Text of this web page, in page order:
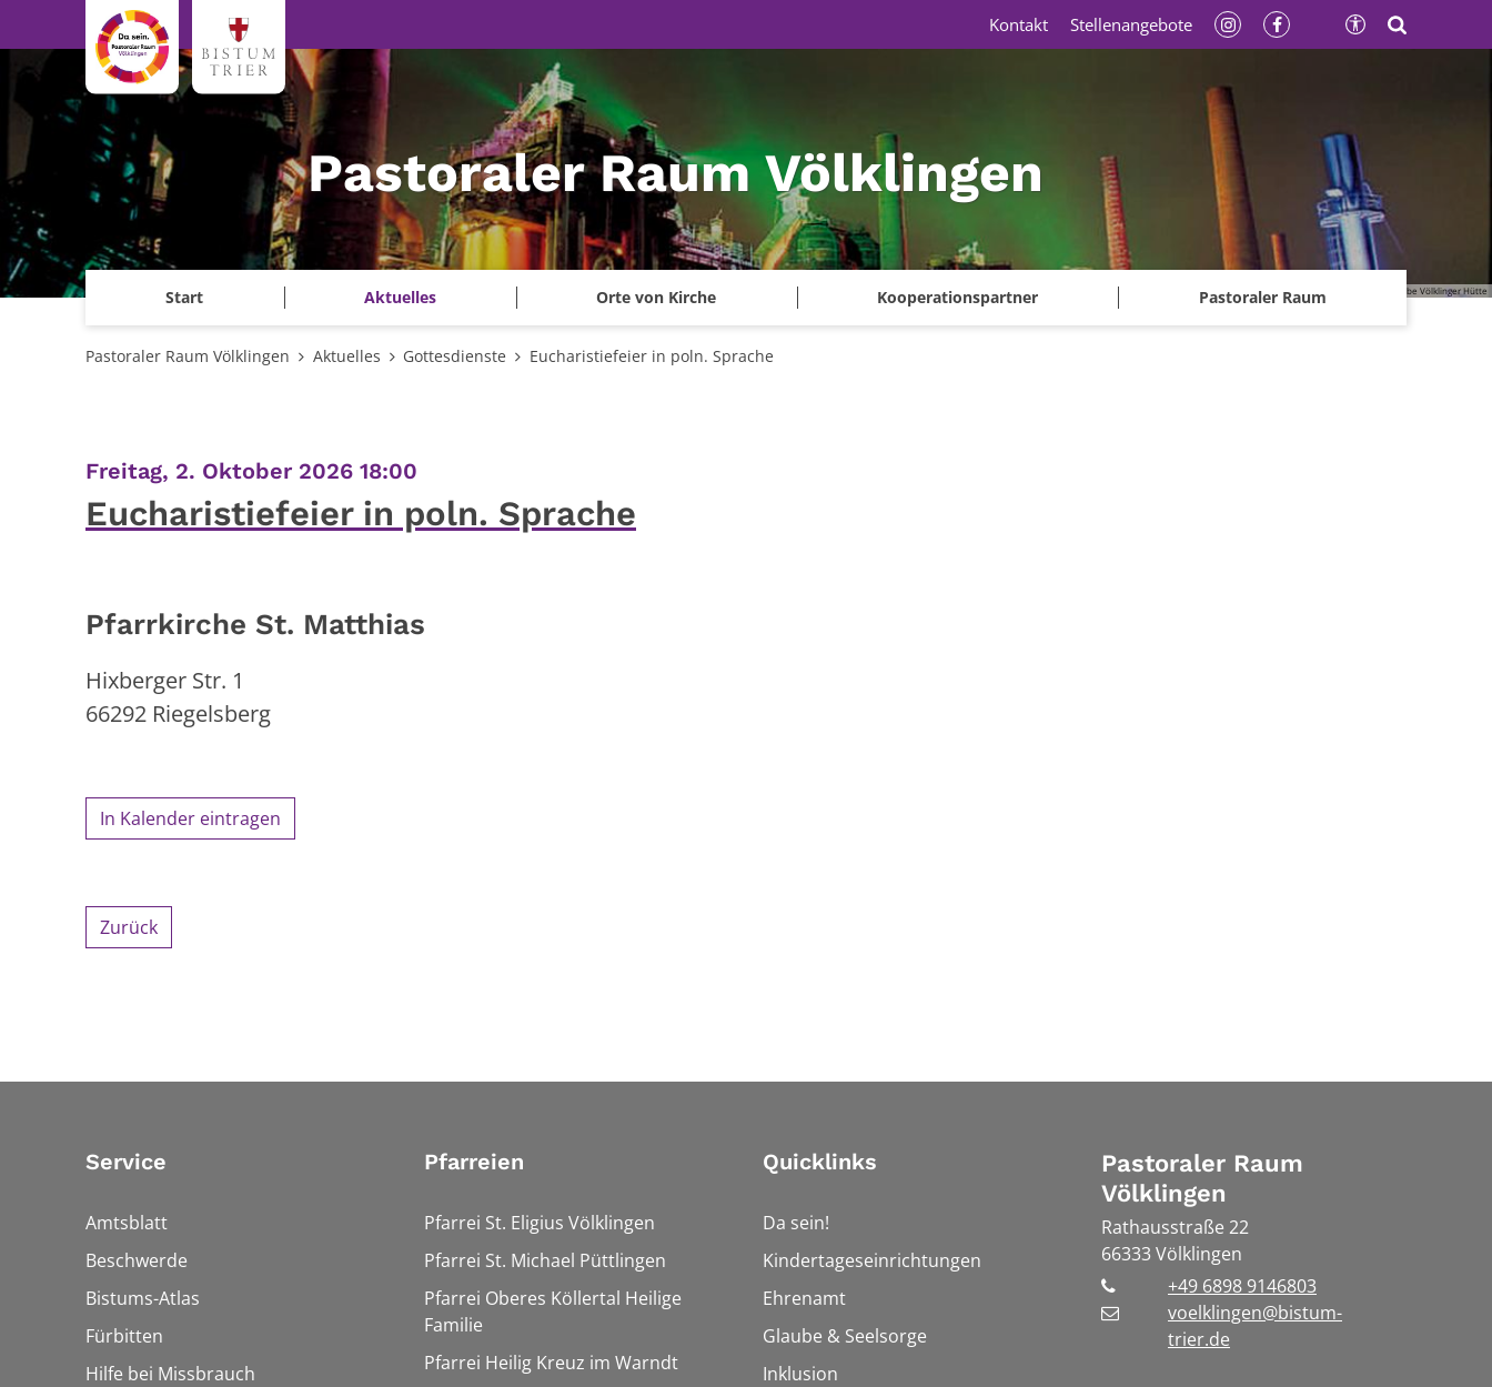
Zum Inhalt springen
© Gerhard Kassner - Weltkulturerbe Völklinger Hütte
Pastoraler Raum Völklingen
Start Aktuelles Orte von Kirche Kooperationspartner Pastoraler Raum
Kontakt Stellenangebote
Pastoraler Raum Völklingen Aktuelles Gottesdienste Eucharistiefeier in poln. Sprache
Freitag, 2. Oktober 2026 18:00
Eucharistiefeier in poln. Sprache
Pfarrkirche St. Matthias
Hixberger Str. 1
66292 Riegelsberg
In Kalender eintragen
Zurück
Service
Amtsblatt
Beschwerde
Bistums-Atlas
Fürbitten
Hilfe bei Missbrauch
Pfarreien
Pfarrei St. Eligius Völklingen
Pfarrei St. Michael Püttlingen
Pfarrei Oberes Köllertal Heilige
Familie
Pfarrei Heilig Kreuz im Warndt
Quicklinks
Da sein!
Kindertageseinrichtungen
Ehrenamt
Glaube & Seelsorge
Inklusion
Pastoraler Raum
Völklingen
Rathausstraße 22
66333 Völklingen
+49 6898 9146803
voelklingen@bistum-
trier.de